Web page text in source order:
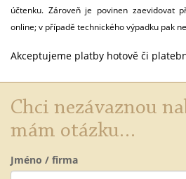
účtenku. Zároveň je povinen zaevidovat
online; v případě technického výpadku pak
Akceptujeme platby hotově či
Chci nezávaznou
mám otázku…
Jméno / firma